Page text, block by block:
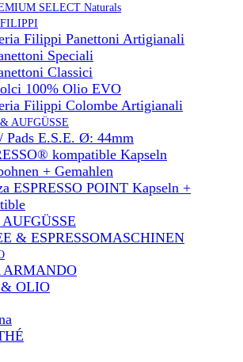
SELECT Naturals
Filippi Panettoni Artigianali
Speciali
Classici
100% Olio EVO
Filippi Colombe Artigianali
AUFGÜSSE
Pads E.S.E. Ø: 44mm
kompatible Kapseln
+ Gemahlen
ESPRESSO POINT Kapseln +
& ESPRESSOMASCHINEN
ARMANDO
& OLIO